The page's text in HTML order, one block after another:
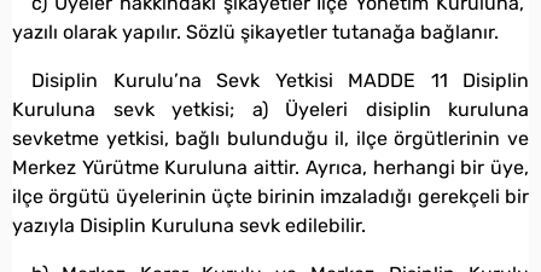
yazılı olarak yapılır. Sözlü şikayetler tutanağa bağlanır.
Disiplin Kurulu’na Sevk Yetkisi MADDE 11 Disiplin
Kuruluna sevk yetkisi; a) Üyeleri disiplin kuruluna
sevketme yetkisi, bağlı bulunduğu il, ilçe örgütlerinin ve
Merkez Yürütme Kuruluna aittir. Ayrıca, herhangi bir üye,
ilçe örgütü üyelerinin üçte birinin imzaladığı gerekçeli bir
yazıyla Disiplin Kuruluna sevk edilebilir.